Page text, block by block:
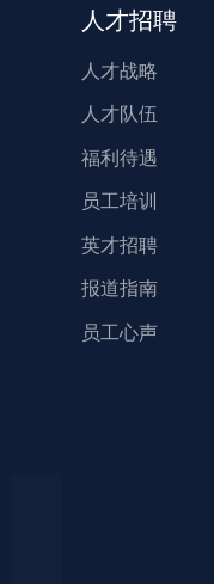
人才招聘
人才战略
人才队伍
福利待遇
员工培训
英才招聘
报道指南
员工心声